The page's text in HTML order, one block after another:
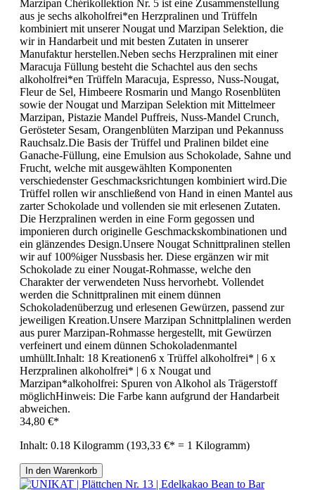
Marzipan Chérikollektion Nr. 5 ist eine Zusammenstellung
aus je sechs alkoholfrei*en Herzpralinen und Trüffeln
kombiniert mit unserer Nougat und Marzipan Selektion, die
wir in Handarbeit und mit besten Zutaten in unserer
Manufaktur herstellen.Neben sechs Herzpralinen mit einer
Maracuja Füllung besteht die Schachtel aus den sechs
alkoholfrei*en Trüffeln Maracuja, Espresso, Nuss-Nougat,
Fleur de Sel, Himbeere Rosmarin und Mango Rosenblüten
sowie der Nougat und Marzipan Selektion mit Mittelmeer
Marzipan, Pistazie Mandel Puffreis, Nuss-Mandel Crunch,
Gerösteter Sesam, Orangenblüten Marzipan und Pekannuss
Rauchsalz.Die Basis der Trüffel und Pralinen bildet eine
Ganache-Füllung, eine Emulsion aus Schokolade, Sahne und
Frucht, welche mit ausgewählten Komponenten
verschiedenster Geschmacksrichtungen kombiniert wird.Die
Trüffel rollen wir anschließend von Hand in einen Mantel aus
zarter Schokolade und vollenden sie mit erlesenen Zutaten.
Die Herzpralinen werden in eine Form gegossen und
imponieren durch originelle Geschmackskombinationen und
ein glänzendes Design.Unsere Nougat Schnittpralinen stellen
wir auf 100%iger Nussbasis her. Diese ergänzen wir mit
Schokolade zu einer Nougat-Rohmasse, welche den
Charakter der verwendeten Nuss hervorhebt. Vollendet
werden die Schnittpralinen mit einem dünnen
Schokoladenüberzug und erlesenen Gewürzen, passend zur
jeweiligen Kreation.Unsere Marzipan Schnittplalinen werden
aus purer Marzipan-Rohmasse hergestellt, mit Gewürzen
verfeinert und einem dünnen Schokoladenmantel
umhüllt.Inhalt: 18 Kreationen6 x Trüffel alkoholfrei* | 6 x
Herzpralinen alkoholfrei* | 6 x Nougat und
Marzipan*alkoholfrei: Spuren von Alkohol als Trägerstoff
möglichHinweis: Die Farbe kann aufgrund der Handarbeit
abweichen.
34,80 €*
Inhalt: 0.18 Kilogramm (193,33 €* = 1 Kilogramm)
In den Warenkorb